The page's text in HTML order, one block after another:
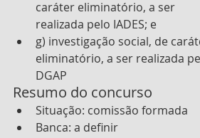
caráter eliminatório, a ser
realizada pelo IADES; e
g) investigação social, de
eliminatório, a ser realizada
DGAP
Resumo do concurso
Situação: comissão formada
Banca: a definir